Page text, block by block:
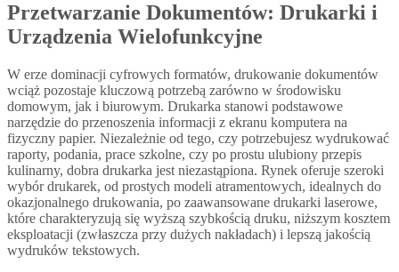
Przetwarzanie Dokumentów: Drukarki i
Urządzenia Wielofunkcyjne
W erze dominacji cyfrowych formatów, drukowanie dokumentów
wciąż pozostaje kluczową potrzebą zarówno w środowisku
domowym, jak i biurowym. Drukarka stanowi podstawowe
narzędzie do przenoszenia informacji z ekranu komputera na
fizyczny papier. Niezależnie od tego, czy potrzebujesz wydrukować
raporty, podania, prace szkolne, czy po prostu ulubiony przepis
kulinarny, dobra drukarka jest niezastąpiona. Rynek oferuje szeroki
wybór drukarek, od prostych modeli atramentowych, idealnych do
okazjonalnego drukowania, po zaawansowane drukarki laserowe,
które charakteryzują się wyższą szybkością druku, niższym kosztem
eksploatacji (zwłaszcza przy dużych nakładach) i lepszą jakością
wydruków tekstowych.